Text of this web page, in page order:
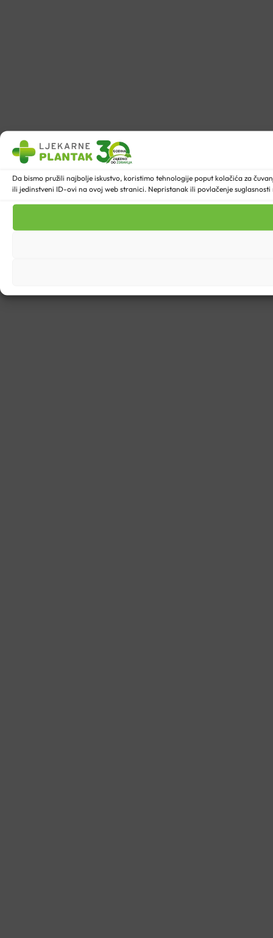
Da bismo pružili najbolje iskustvo, koristimo tehnologije poput kolačića za
ili jedinstveni ID-ovi na ovoj web stranici. Nepristanak ili povlačenje